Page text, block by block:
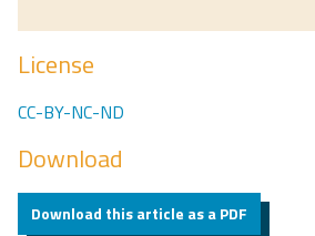
License
CC-BY-NC-ND
Download
Download this article as a PDF